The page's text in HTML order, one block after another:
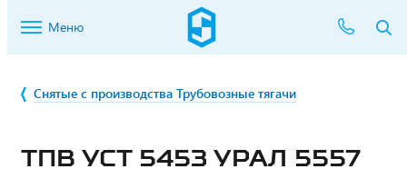
Меню
Снятые с производства Трубовозные тягачи
ТПВ УСТ 5453 УРАЛ 5557